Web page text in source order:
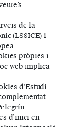
de la
(LSSICE) i
pròpies i
web implica
d’Estudi
d’inici en